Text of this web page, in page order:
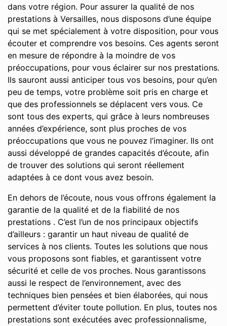
dans votre région. Pour assurer la qualité de nos
prestations à Versailles, nous disposons d’une équipe
qui se met spécialement à votre disposition, pour vous
écouter et comprendre vos besoins. Ces agents seront
en mesure de répondre à la moindre de vos
préoccupations, pour vous éclairer sur nos prestations.
Ils sauront aussi anticiper tous vos besoins, pour qu’en
peu de temps, votre problème soit pris en charge et
que des professionnels se déplacent vers vous. Ce
sont tous des experts, qui grâce à leurs nombreuses
années d’expérience, sont plus proches de vos
préoccupations que vous ne pouvez l’imaginer. Ils ont
aussi développé de grandes capacités d’écoute, afin
de trouver des solutions qui seront réellement
adaptées à ce dont vous avez besoin.
En dehors de l’écoute, nous vous offrons également la
garantie de la qualité et de la fiabilité de nos
prestations . C’est l’un de nos principaux objectifs
d’ailleurs : garantir un haut niveau de qualité de
services à nos clients. Toutes les solutions que nous
vous proposons sont fiables, et garantissent votre
sécurité et celle de vos proches. Nous garantissons
aussi le respect de l’environnement, avec des
techniques bien pensées et bien élaborées, qui nous
permettent d’éviter toute pollution. En plus, toutes nos
prestations sont exécutées avec professionnalisme,